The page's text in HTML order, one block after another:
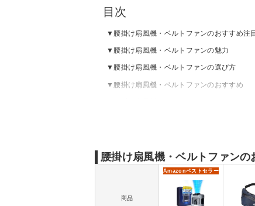
目次
腰掛け扇風機・ベルトファンのおすすめ注
腰掛け扇風機・ベルトファンの魅力
腰掛け扇風機・ベルトファンの選び方
腰掛け扇風機・ベルトファンのおすすめ
腰掛け扇風機・ベルトファン
商品
Amazonベストセラー